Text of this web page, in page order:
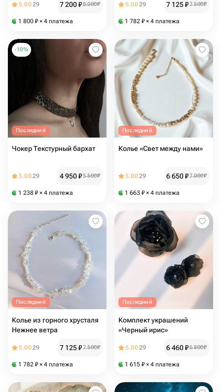
5.0029 7 200₽8 000₽
1 800 ₽ × 4 платежа
5.0029 7 125₽7 500₽
1 782 ₽ × 4 платежа
-10%
Последний
Чокер Текстурный бархат
5.0029 4 950₽5 500₽
1 238 ₽ × 4 платежа
Последний
Колье «Свет между нами»
5.0029 6 650₽7 000₽
1 663 ₽ × 4 платежа
Последний
Колье из горного хрусталя
Нежнее ветра
5.0029 7 125₽7 500₽
1 782 ₽ × 4 платежа
Последний
Комплект украшений
«Черный ирис»
5.0029 6 460₽6 800₽
1 615 ₽ × 4 платежа